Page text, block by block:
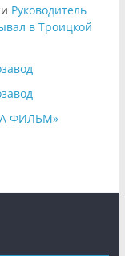
Руководитель
в Троицкой
ФИЛЬМ»